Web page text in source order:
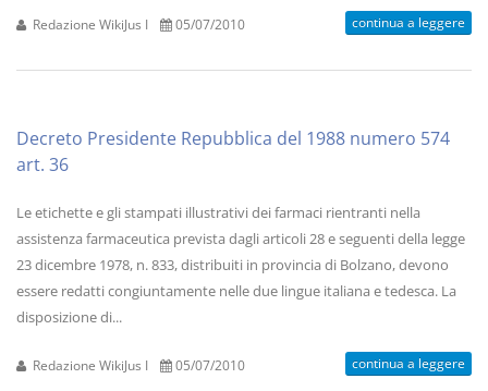
Redazione WikiJus I 05/07/2010 continua a leggere
Decreto Presidente Repubblica del 1988 numero 574
art. 36
Le etichette e gli stampati illustrativi dei farmaci rientranti nella
assistenza farmaceutica prevista dagli articoli 28 e seguenti della legge
23 dicembre 1978, n. 833, distribuiti in provincia di Bolzano, devono
essere redatti congiuntamente nelle due lingue italiana e tedesca. La
disposizione di...
Redazione WikiJus I 05/07/2010 continua a leggere